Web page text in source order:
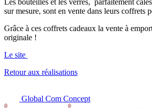
Les bouteilles et les verres, parfaitement
sur mesure, sont en vente dans leurs coffrets
Grâce à ces coffrets cadeaux la vente à
originale !
Le site
Retour aux réalisations
Global Com Concept